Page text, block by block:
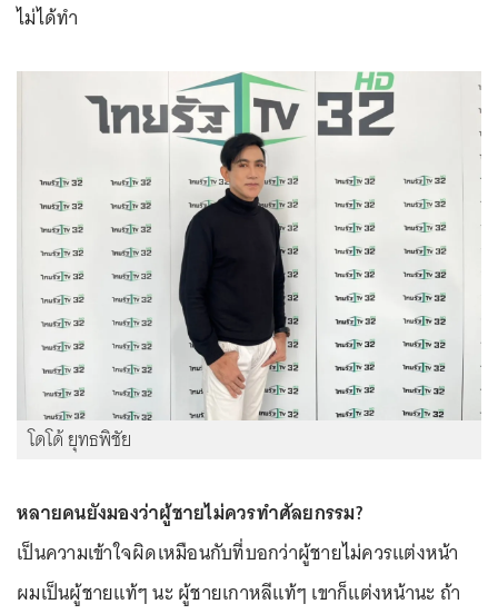
ไม่ได้ทำ
โดโด้ ยุทธพิชัย
หลายคนยังมองว่าผู้ชายไม่ควรทำศัลยกรรม?
เป็นความเข้าใจผิดเหมือนกับที่บอกว่าผู้ชายไม่ควรแต่งหน้า
ผมเป็นผู้ชายแท้ๆ นะ ผู้ชายเกาหลีแท้ๆ เขาก็แต่งหน้านะ ถ้า